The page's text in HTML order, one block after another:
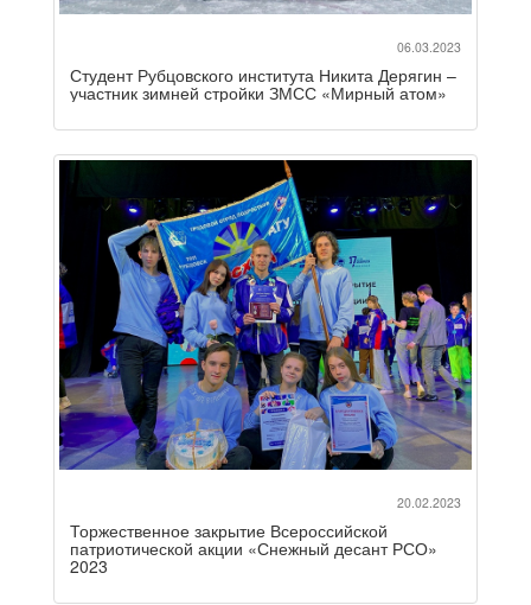
06.03.2023
Студент Рубцовского института Никита Дерягин –
участник зимней стройки ЗМСС «Мирный атом»
20.02.2023
Торжественное закрытие Всероссийской
патриотической акции «Снежный десант РСО»
2023